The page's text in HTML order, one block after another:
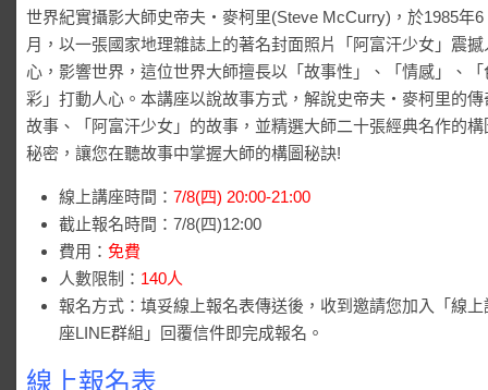
世界紀實攝影大師史帝夫‧麥柯里(Steve McCurry)，於1985年6
月，以一張國家地理雜誌上的著名封面照片「阿富汗少女」震撼
心，影響世界，這位世界大師擅長以「故事性」、「情感」、「
彩」打動人心。本講座以說故事方式，解說史帝夫‧麥柯里的傳
故事、「阿富汗少女」的故事，並精選大師二十張經典名作的構
秘密，讓您在聽故事中掌握大師的構圖秘訣!
線上講座時間：7/8(四) 20:00-21:00
截止報名時間：7/8(四)12:00
費用：免費
人數限制： 140人
報名方式：填妥線上報名表傳送後，收到邀請您加入「線上
座LINE群組」回覆信件即完成報名。
線上報名表